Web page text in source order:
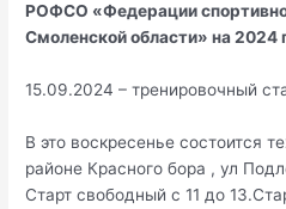
РОФСО «Федерации
Смоленской области» на 2024
15.09.2024 – тренировочный
В это воскресенье состоится
районе Красного бора , ул
Старт свободный с 11 до